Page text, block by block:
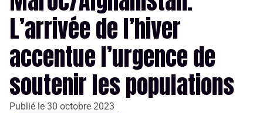
L’arrivée de l’hiver
accentue l’urgence de
soutenir les populations
Publié le 30 octobre 2023